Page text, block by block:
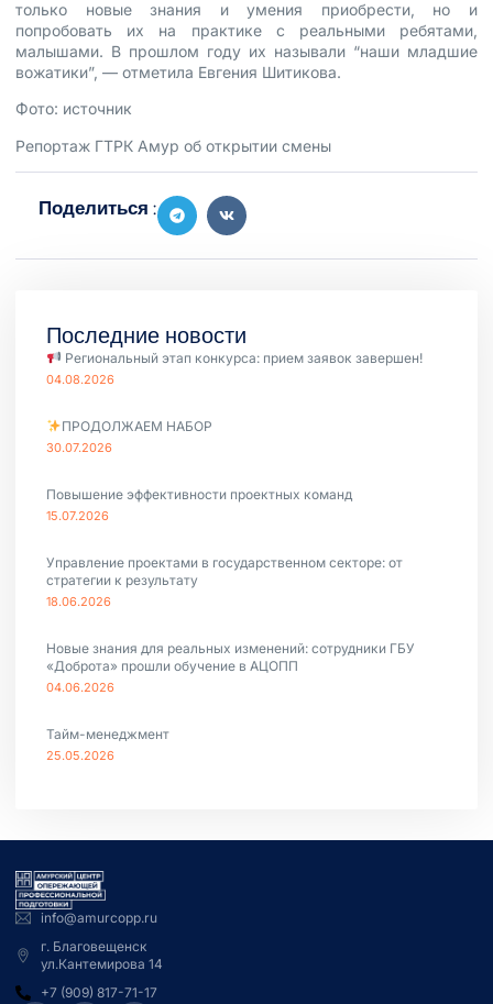
только новые знания и умения приобрести, но и
попробовать их на практике с реальными ребятами,
малышами. В прошлом году их называли “наши младшие
вожатики”, — отметила Евгения Шитикова.
Фото: источник
Репортаж ГТРК Амур об открытии смены
Поделиться :
Последние новости
Региональный этап конкурса: прием заявок завершен!
04.08.2026
ПРОДОЛЖАЕМ НАБОР
30.07.2026
Повышение эффективности проектных команд
15.07.2026
Управление проектами в государственном секторе: от
стратегии к результату
18.06.2026
Новые знания для реальных изменений: сотрудники ГБУ
«Доброта» прошли обучение в АЦОПП
04.06.2026
Тайм-менеджмент
25.05.2026
info@amurcopp.ru
г. Благовещенск
ул.Кантемирова 14
+7 (909) 817-71-17